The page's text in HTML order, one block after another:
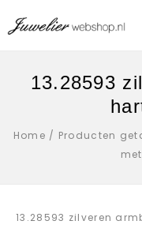
13.28593
Home / Producten
13.28593 zilveren